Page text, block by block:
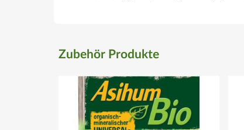
Zubehör Produkte